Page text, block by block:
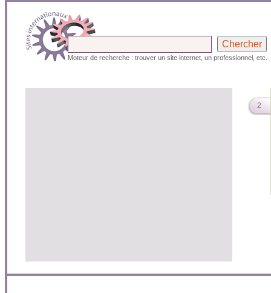
Moteur de recherche : trouver un site internet, un professionnel, etc.
2